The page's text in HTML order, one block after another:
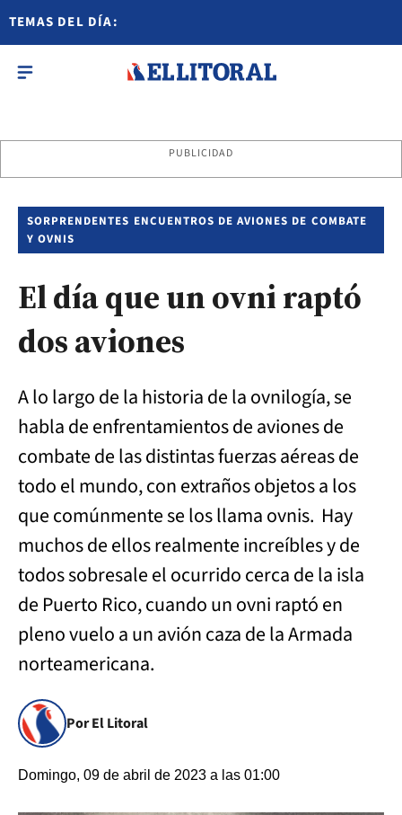
TEMAS DEL DÍA:
PUBLICIDAD
SORPRENDENTES ENCUENTROS DE AVIONES DE COMBATE
Y OVNIS
El día que un ovni raptó
dos aviones
A lo largo de la historia de la ovnilogía, se
habla de enfrentamientos de aviones de
combate de las distintas fuerzas aéreas de
todo el mundo, con extraños objetos a los
que comúnmente se los llama ovnis. Hay
muchos de ellos realmente increíbles y de
todos sobresale el ocurrido cerca de la isla
de Puerto Rico, cuando un ovni raptó en
pleno vuelo a un avión caza de la Armada
norteamericana.
Por El Litoral
Domingo, 09 de abril de 2023 a las 01:00